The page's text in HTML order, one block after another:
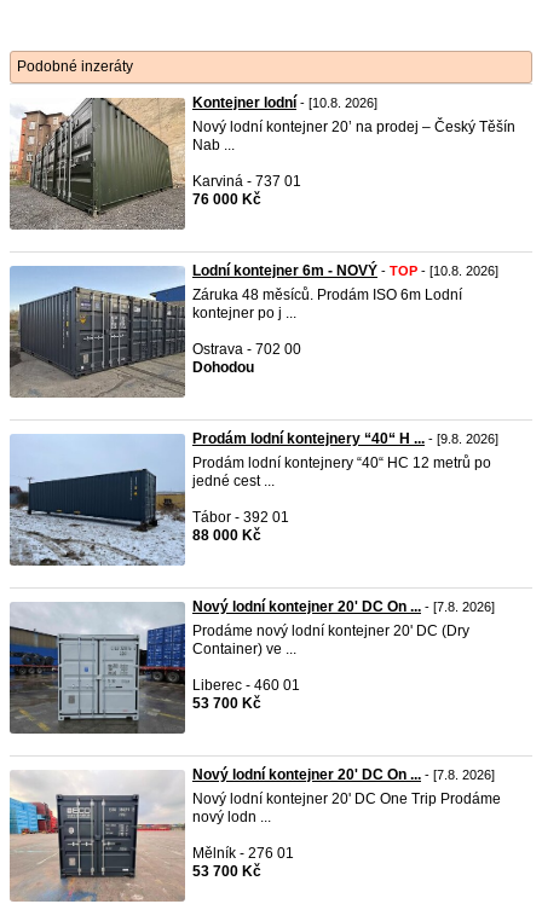
Podobné inzeráty
Kontejner lodní - [10.8. 2026]
Nový lodní kontejner 20’ na prodej – Český Těšín
Nab ...
Karviná - 737 01
76 000 Kč
Lodní kontejner 6m - NOVÝ - TOP - [10.8. 2026]
Záruka 48 měsíců. Prodám ISO 6m Lodní
kontejner po j ...
Ostrava - 702 00
Dohodou
Prodám lodní kontejnery “40“ H ... - [9.8. 2026]
Prodám lodní kontejnery “40“ HC 12 metrů po
jedné cest ...
Tábor - 392 01
88 000 Kč
Nový lodní kontejner 20' DC On ... - [7.8. 2026]
Prodáme nový lodní kontejner 20' DC (Dry
Container) ve ...
Liberec - 460 01
53 700 Kč
Nový lodní kontejner 20' DC On ... - [7.8. 2026]
Nový lodní kontejner 20' DC One Trip Prodáme
nový lodn ...
Mělník - 276 01
53 700 Kč